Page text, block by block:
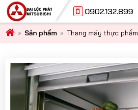
0902.132.899
Sản phẩm Thang máy thực phẩm